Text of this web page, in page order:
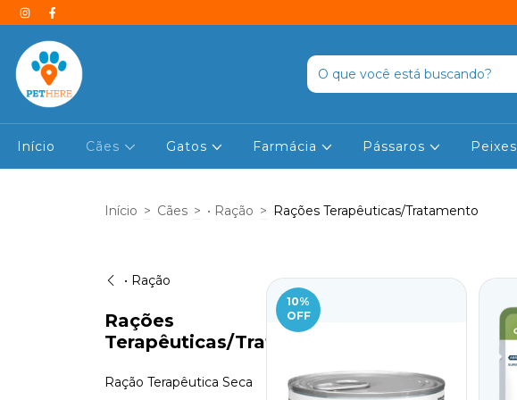
Início Cães Gatos Farmácia Pássaros Peixes
Início > Cães > • Ração > Rações Terapêuticas/Tratamento
• Ração
Rações
Terapêuticas/Tratamento
Ração Terapêutica Seca
10%
OFF